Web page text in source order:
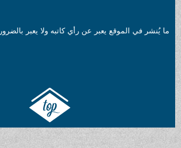
ما يُنشر في الموقع يعبر عن رأي كاتبه ولا يعبر بالضرور